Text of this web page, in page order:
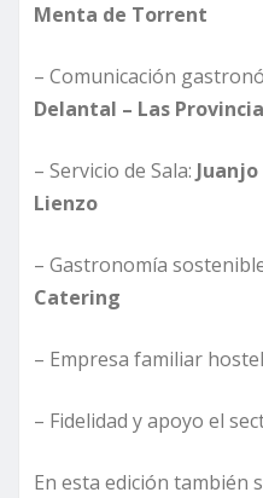
Menta de Torrent
– Comunicación
Delantal – Las
– Servicio de Sala:
Lienzo
– Gastronomía
Catering
– Empresa familiar
– Fidelidad y apoyo el
En esta edición también